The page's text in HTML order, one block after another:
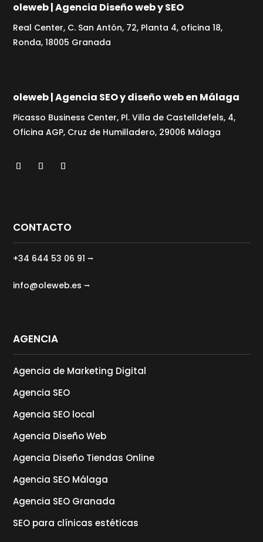
oleweb | Agencia Diseño web y SEO
Real Center, C. San Antón, 72, Planta 4, oficina 18,
Ronda, 18005 Granada
oleweb | Agencia SEO y diseño web en Málaga
Picasso Business Center, Pl. Villa de Castelldefels, 4,
Oficina AGP, Cruz de Humilladero, 29006 Málaga
CONTACTO
+34 644 53 06 91 ⭢
info@oleweb.es ⭢
AGENCIA
Agencia de Marketing Digital
Agencia SEO
Agencia SEO local
Agencia Diseño Web
Agencia Diseño Tiendas Online
Agencia SEO Málaga
Agencia SEO Granada
SEO para clínicas estéticas